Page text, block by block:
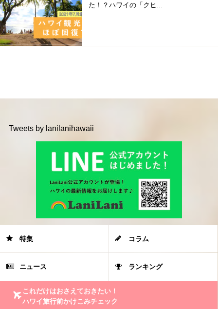
た！？ハワイの「クヒ...
Tweets by lanilanihawaii
特集 コラム
ニュース ランキング
これだけはおさえておきたい！
ハワイ旅行前かけこみチェック